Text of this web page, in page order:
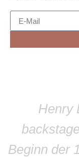
Henry
Beginn der